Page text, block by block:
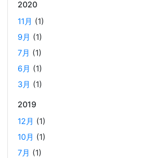
この機能が非常に役立つと思います。
Laravelを使って簡単にReactを開発
成する
2025-03-18
はPython（Django）＋React（
が、今回は得意なPHP（Laravel）をバッ
とで、Reactの学習に集中できる環境を整
コストで構築し、トラブル時の原因特定
2020
11月 (1)
9月 (1)
7月 (1)
6月 (1)
3月 (1)
2019
12月 (1)
10月 (1)
7月 (1)